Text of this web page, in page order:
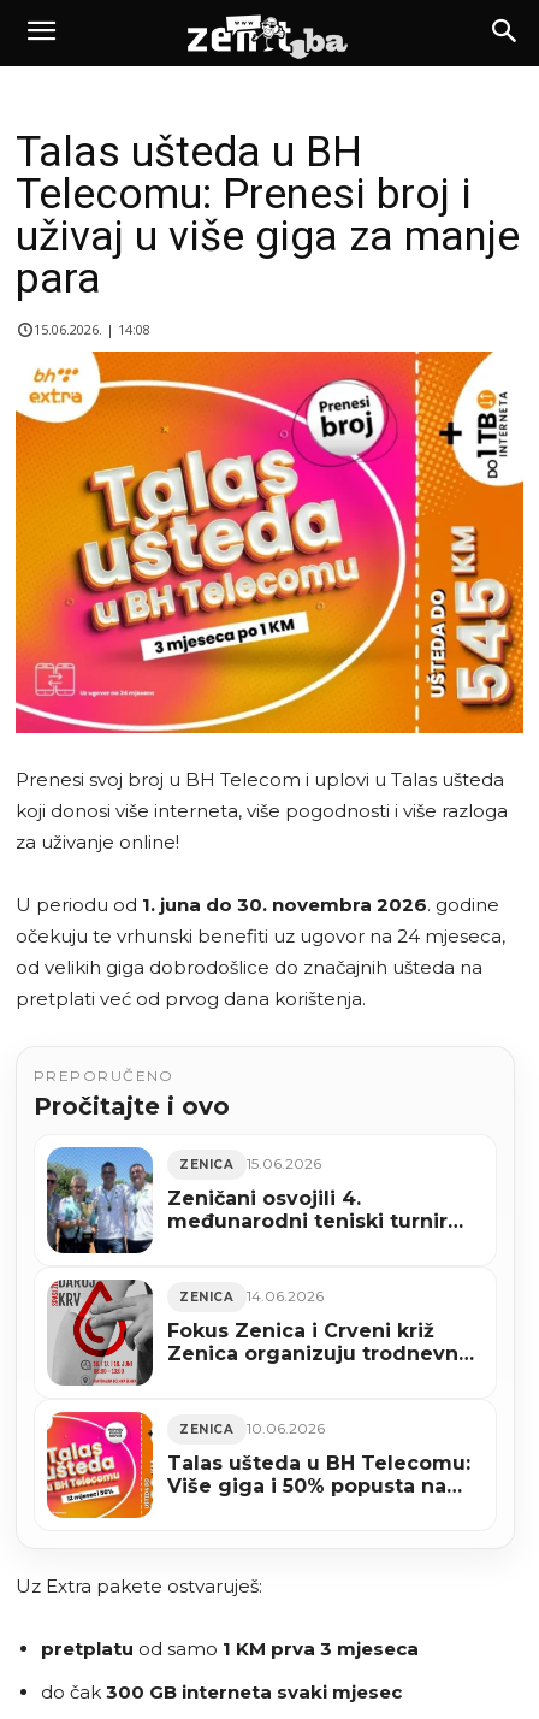
Talas ušteda u BH
Telecomu: Prenesi broj i
uživaj u više giga za manje
para
15.06.2026. | 14:08
Prenesi svoj broj u BH Telecom i uplovi u Talas ušteda
koji donosi više interneta, više pogodnosti i više razloga
za uživanje online!
U periodu od 1. juna do 30. novembra 2026. godine
očekuju te vrhunski benefiti uz ugovor na 24 mjeseca,
od velikih giga dobrodošlice do značajnih ušteda na
pretplati već od prvog dana korištenja.
PREPORUČENO
Pročitajte i ovo
ZENICA 15.06.2026
Zeničani osvojili 4.
međunarodni teniski turnir
ZENICA 14.06.2026
Fokus Zenica i Crveni križ
Zenica organizuju trodnevnu
ZENICA 10.06.2026
Talas ušteda u BH Telecomu:
Više giga i 50% popusta na
Uz Extra pakete ostvaruješ:
pretplatu od samo 1 KM prva 3 mjeseca
do čak 300 GB interneta svaki mjesec